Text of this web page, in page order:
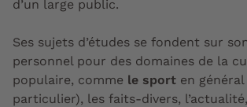
d’un large public.
Ses sujets d’études se fondent sur
personnel pour des domaines de la
populaire, comme le sport en
particulier), les faits-divers,